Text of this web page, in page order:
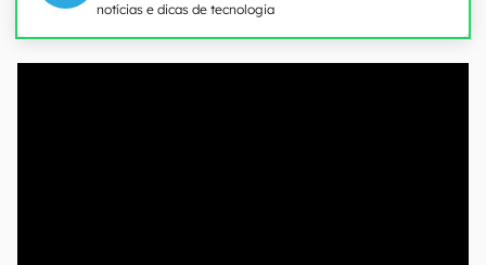
notícias e dicas de tecnologia